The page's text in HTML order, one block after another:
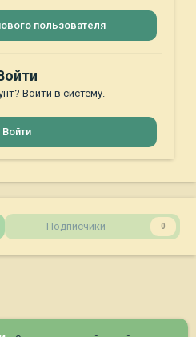
пользователя
Войти в систему.
Войти
Подписчики 0